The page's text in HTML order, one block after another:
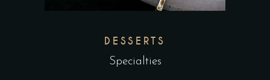
DESSERTS
Specialties